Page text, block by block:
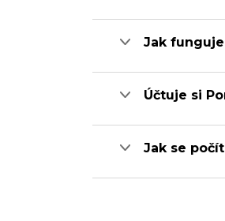
Jak
Účtuje si
Jak se